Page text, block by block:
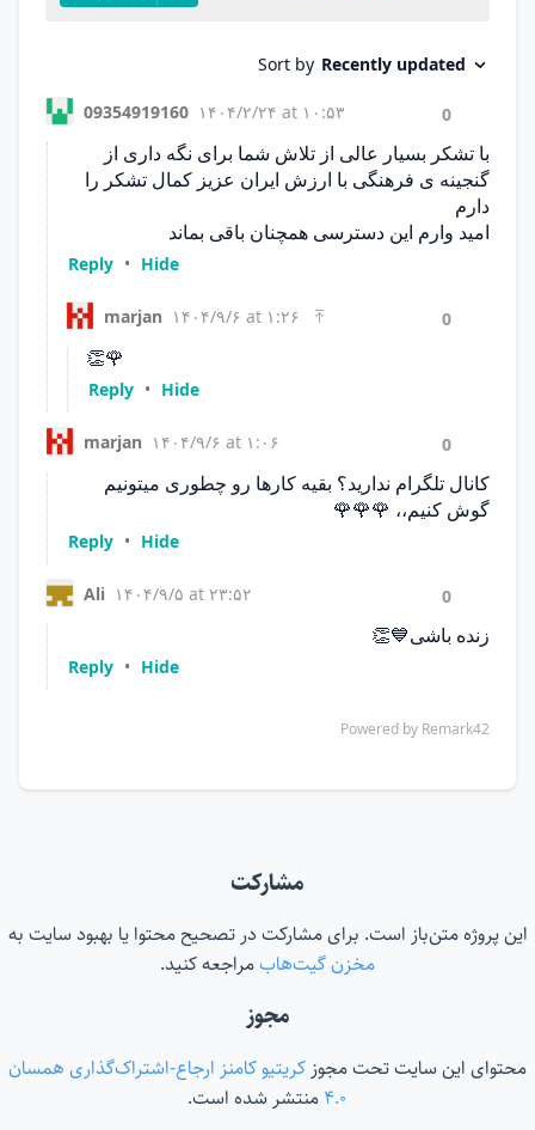
مشارکت
این پروژه متن‌باز است. برای مشارکت در تصحیح محتوا یا بهبود سایت به
مخزن گیت‌هابمراجعه کنید.
مجوز
محتوای این سایت تحت مجوز کریتیو کامنز ارجاع-اشتراک‌گذاری همسان
۴.۰ منتشر شده است.